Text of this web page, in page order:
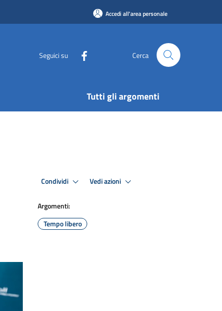
Accedi all'area personale
Seguici su Cerca
Tutti gli argomenti
Condividi Vedi azioni
Argomenti:
Tempo libero